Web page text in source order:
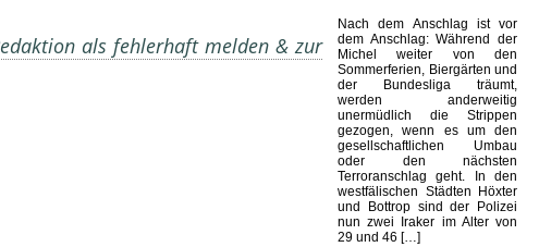
als fehlerhaft melden & zur
Nach dem Anschlag ist vor
dem Anschlag: Während der
Michel weiter von den
Sommerferien, Biergärten und
der Bundesliga träumt,
werden anderweitig
unermüdlich die Strippen
gezogen, wenn es um den
gesellschaftlichen Umbau
oder den nächsten
Terroranschlag geht. In den
westfälischen Städten Höxter
und Bottrop sind der Polizei
nun zwei Iraker im Alter von
29 und 46 […]